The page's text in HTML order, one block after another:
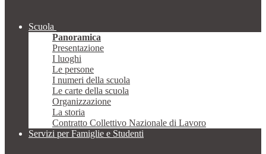
Scuola
Panoramica
Presentazione
I luoghi
Le persone
I numeri della scuola
Le carte della scuola
Organizzazione
La storia
Contratto Collettivo Nazionale di Lavoro
Servizi per Famiglie e Studenti